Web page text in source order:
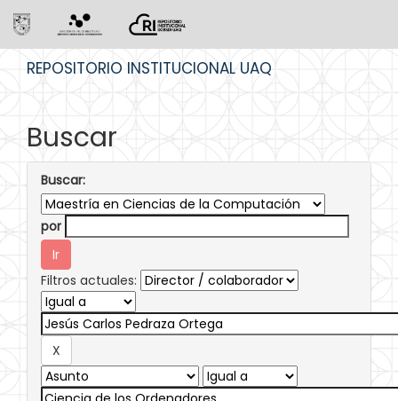
REPOSITORIO INSTITUCIONAL UAQ
Buscar
Buscar:
por
Filtros actuales: